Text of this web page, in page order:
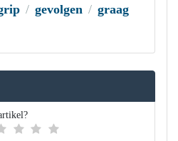
gevolgen
graag